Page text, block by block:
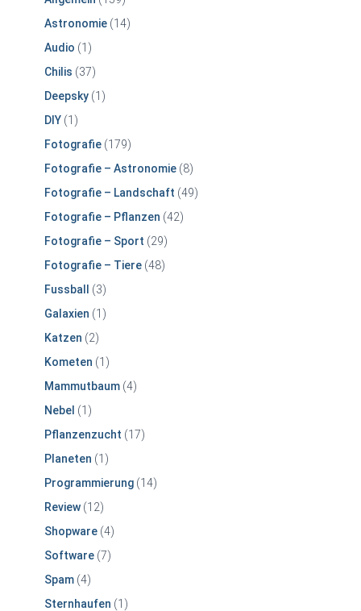
Astronomie (14)
Audio (1)
Chilis (37)
Deepsky (1)
DIY (1)
Fotografie (179)
Fotografie – Astronomie (8)
Fotografie – Landschaft (49)
Fotografie – Pflanzen (42)
Fotografie – Sport (29)
Fotografie – Tiere (48)
Fussball
(3)
Galaxien (1)
Katzen (2)
Kometen (1)
Mammutbaum (4)
Nebel (1)
Pflanzenzucht (17)
Planeten (1)
Programmierung (14)
Review (12)
Shopware (4)
Software (7)
Spam (4)
Sternhaufen (1)